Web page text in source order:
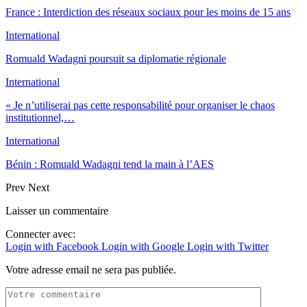
France : Interdiction des réseaux sociaux pour les moins de 15 ans
International
Romuald Wadagni poursuit sa diplomatie régionale
International
« Je n’utiliserai pas cette responsabilité pour organiser le chaos
institutionnel,…
International
Bénin : Romuald Wadagni tend la main à l’AES
Prev Next
Laisser un commentaire
Connecter avec:
Login with Facebook Login with Google Login with Twitter
Votre adresse email ne sera pas publiée.